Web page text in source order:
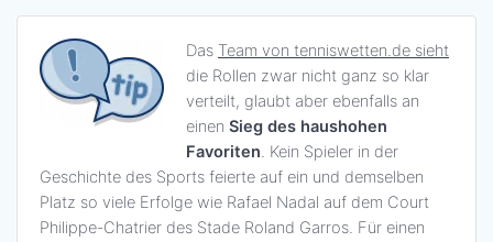
Das Team von tenniswetten.de sieht
die Rollen zwar nicht ganz so klar
verteilt, glaubt aber ebenfalls an
einen Sieg des haushohen
Favoriten. Kein Spieler in der
Geschichte des Sports feierte auf ein und demselben
Platz so viele Erfolge wie Rafael Nadal auf dem Court
Philippe-Chatrier des Stade Roland Garros. Für einen